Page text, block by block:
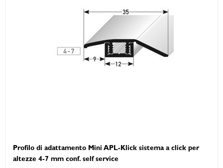
Profilo di adattamento Mini APL-Klick sistema a click per
altezze 4-7 mm conf. self service